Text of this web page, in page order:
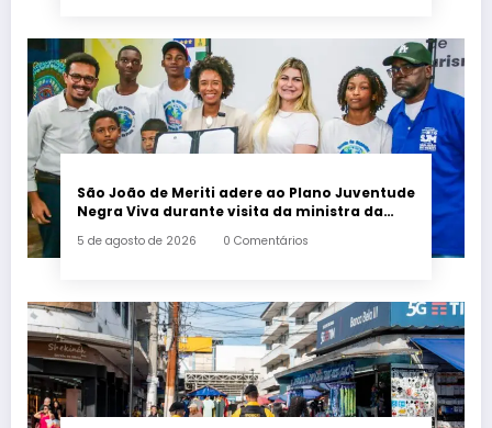
São João de Meriti adere ao Plano Juventude
Negra Viva durante visita da ministra da
5 de agosto de 2026 0 Comentários